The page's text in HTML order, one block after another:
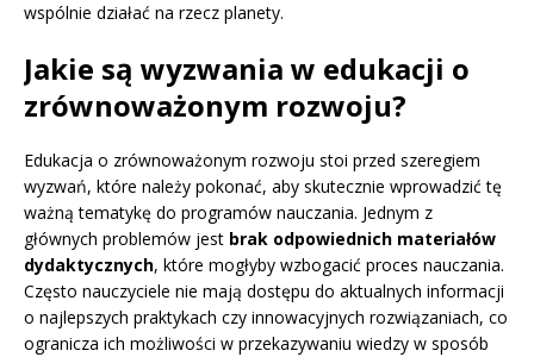
wspólnie działać na rzecz planety.
Jakie są wyzwania w edukacji o
zrównoważonym rozwoju?
Edukacja o zrównoważonym rozwoju stoi przed szeregiem
wyzwań, które należy pokonać, aby skutecznie wprowadzić tę
ważną tematykę do programów nauczania. Jednym z
głównych problemów jest brak odpowiednich materiałów
dydaktycznych, które mogłyby wzbogacić proces nauczania.
Często nauczyciele nie mają dostępu do aktualnych informacji
o najlepszych praktykach czy innowacyjnych rozwiązaniach, co
ogranicza ich możliwości w przekazywaniu wiedzy w sposób